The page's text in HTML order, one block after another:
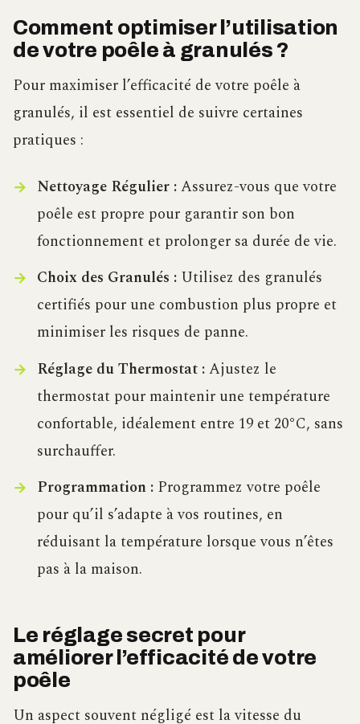
Comment optimiser l’utilisation
de votre poêle à granulés ?
Pour maximiser l’efficacité de votre poêle à
granulés, il est essentiel de suivre certaines
pratiques :
Nettoyage Régulier :Assurez-vous que votre
poêle est propre pour garantir son bon
fonctionnement et prolonger sa durée de vie.
Choix des Granulés :Utilisez des granulés
certifiés pour une combustion plus propre et
minimiser les risques de panne.
Réglage du Thermostat :Ajustez le
thermostat pour maintenir une température
confortable, idéalement entre 19 et 20°C, sans
surchauffer.
Programmation :Programmez votre poêle
pour qu’il s’adapte à vos routines, en
réduisant la température lorsque vous n’êtes
pas à la maison.
Le réglage secret pour
améliorer l’efficacité de votre
poêle
Un aspect souvent négligé est la vitesse du